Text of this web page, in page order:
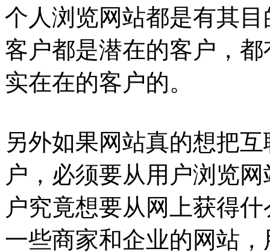
个人浏览网站都是有其
客户都是潜在的客户，
实在在的客户的。
另外如果网站真的想把
户，必须要从用户浏览
户究竟想要从网上获得
一些商家和企业的网站